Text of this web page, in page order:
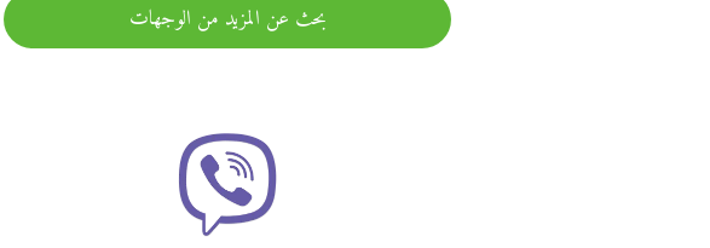
بحث عن المزيد من الوجهات